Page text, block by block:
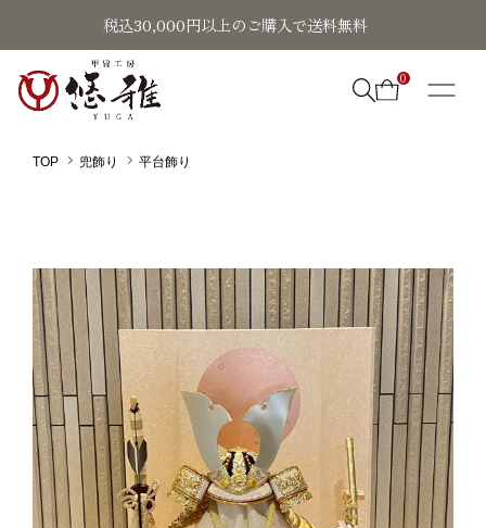
税込30,000円以上のご購入で送料無料
0
TOP 兜飾り 平台飾り